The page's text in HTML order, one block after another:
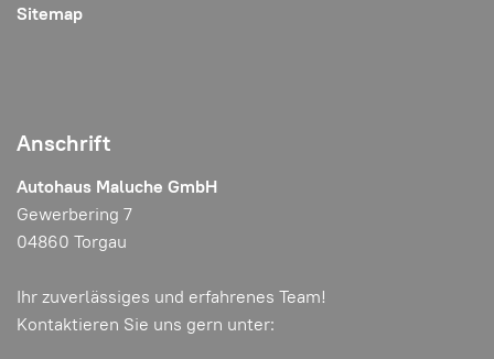
Sitemap
Anschrift
Autohaus Maluche GmbH
Gewerbering 7
04860 Torgau
Ihr zuverlässiges und erfahrenes Team!
Kontaktieren Sie uns gern unter: